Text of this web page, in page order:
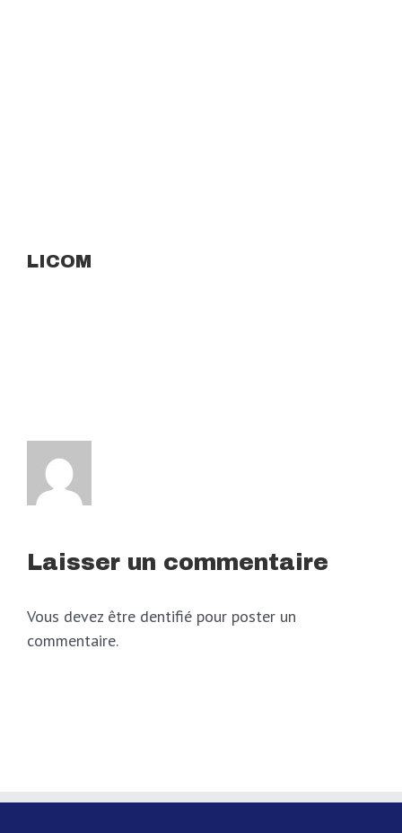
LICOM
Laisser un commentaire
Vous devez être dentifié pour poster un
commentaire.